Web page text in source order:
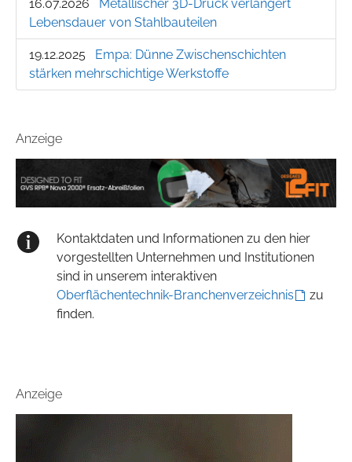
16.07.2026
Metallischer 3D-Druck verlängert
Lebensdauer von Stahlbauteilen
19.12.2025
Empa: Dünne Zwischenschichten
stärken mehrschichtige Werkstoffe
Anzeige
Kontaktdaten und Informationen zu den hier
vorgestellten Unternehmen und Institutionen
sind in unserem interaktiven
Oberflächentechnik-Branchenverzeichnis
zu
finden.
Anzeige